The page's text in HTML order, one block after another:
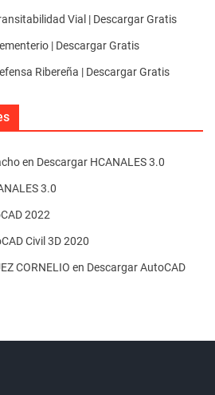
Vial | Descargar Gratis
| Descargar Gratis
Ribereña | Descargar Gratis
en Descargar HCANALES 3.0
3.0
2022
Civil 3D 2020
CORNELIO en Descargar AutoCAD